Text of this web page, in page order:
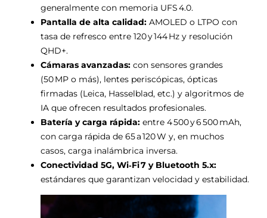
generalmente con memoria UFS 4.0.
Pantalla de alta calidad: AMOLED o LTPO con
tasa de refresco entre 120 y 144 Hz y resolución
QHD+.
Cámaras avanzadas: con sensores grandes
(50 MP o más), lentes periscópicas, ópticas
firmadas (Leica, Hasselblad, etc.) y algoritmos de
IA que ofrecen resultados profesionales.
Batería y carga rápida: entre 4 500 y 6 500 mAh,
con carga rápida de 65 a 120 W y, en muchos
casos, carga inalámbrica inversa.
Conectividad 5G, Wi‑Fi 7 y Bluetooth 5.x:
estándares que garantizan velocidad y estabilidad.